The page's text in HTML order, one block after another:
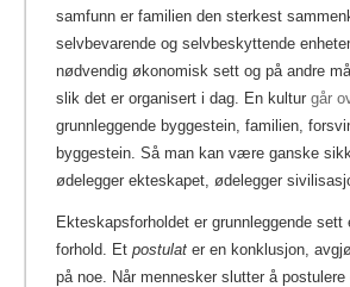
samfunn er familien den sterkest
selvbevarende og selvbeskyttende
nødvendig økonomisk sett og på andre
slik det er organisert i dag. En kultur går
grunnleggende byggestein, familien,
byggestein. Så man kan være ganske
ødelegger ekteskapet, ødelegger
Ekteskapsforholdet er grunnleggende sett
forhold. Et postulat er en konklusjon,
på noe. Når mennesker slutter å postulere